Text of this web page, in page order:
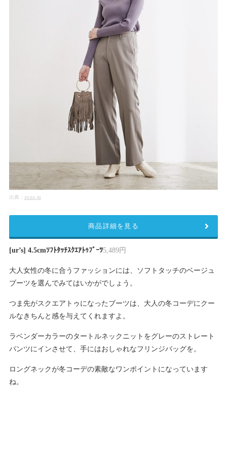
出典： zozo.jp
[ur’s] 4.5cmｿﾌﾄﾀｯﾁｽｸｴｱﾄｩﾌﾞｰﾂ5,489円
大人女性の冬に合うファッションには、ソフトタッチのベージュ
ブーツを選んでみてはいかがでしょう。
つま先がスクエアトゥになったブーツは、大人の冬コーデにクー
ルなきちんと感を与えてくれますよ。
ラベンダーカラーのタートルネックニットをグレーのストレート
パンツにインさせて、手にはおしゃれなフリンジバッグを。
ロングネックが冬コーデの素敵なワンポイントになっています
ね。
商品詳細を見る